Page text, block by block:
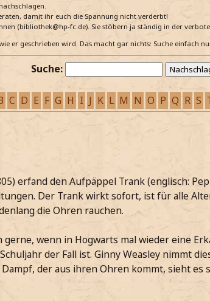
damit ihr euch die Spannung nicht verderbt!
(bibliothek@hp-fc.de). Sie stöbern ja ständig in der
er geschrieben wird. Das macht gar nichts: Suche einfach
Suche:
C D E F G H I J K L M N O P Q R S
erfand den Aufpäppel Trank (englisch:
Der Trank wirkt sofort, ist für alle
die Ohren rauchen.
wenn in Hogwarts mal wieder eine
der Fall ist. Ginny Weasley nimmt
der aus ihren Ohren kommt, sieht es